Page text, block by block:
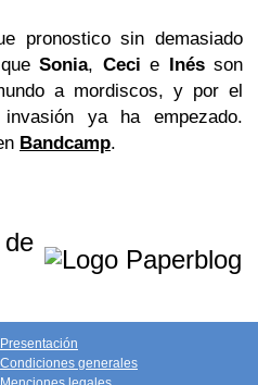
pronostico sin demasiado
Sonia, Ceci e Inésson
a mordiscos, y por el
ya ha empezado.
Bandcamp.
Presentación
Condiciones generales